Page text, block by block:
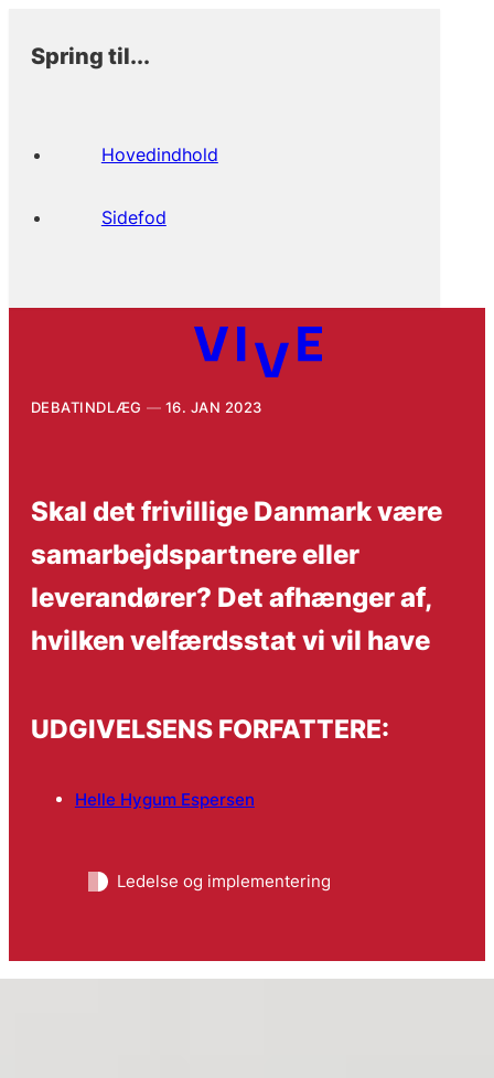
Spring til...
Hovedindhold
Sidefod
DEBATINDLÆG 16. JAN 2023
Skal det frivillige Danmark være
samarbejdspartnere eller
leverandører? Det afhænger af,
hvilken velfærdsstat vi vil have
UDGIVELSENS FORFATTERE:
Helle Hygum Espersen
Ledelse og implementering